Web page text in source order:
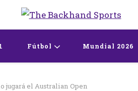
The
Inicio
Fútbol Mundial 2026
jugará el Australian Open